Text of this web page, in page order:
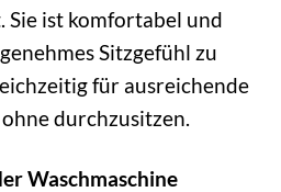
ist komfortabel und
Sitzgefühl zu
für ausreichende
durchzusitzen.
Waschmaschine